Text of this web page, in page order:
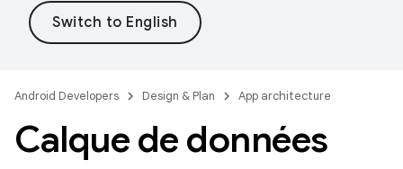
Android Developers Design & Plan App architecture
Calque de données